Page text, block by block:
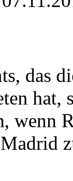
das
hat,
wenn